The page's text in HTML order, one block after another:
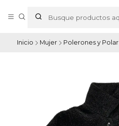
Inicio Mujer Polerones y Polar